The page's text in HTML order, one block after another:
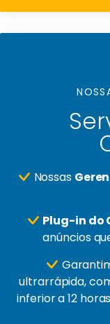
Nossas
Plug-in do
anúncios
ultrarrápida,
inferior a 12